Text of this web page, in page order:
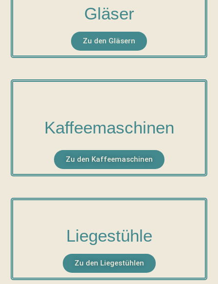
Gläser
Zu den Gläsern
Kaffeemaschinen
Zu den Kaffeemaschinen
Liegestühle
Zu den Liegestühlen